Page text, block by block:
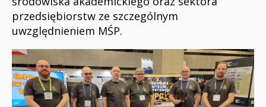
przedsiębiorstw ze szczególnym
uwzględnieniem MŚP.